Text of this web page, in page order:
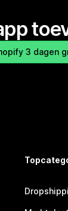
3 dagen